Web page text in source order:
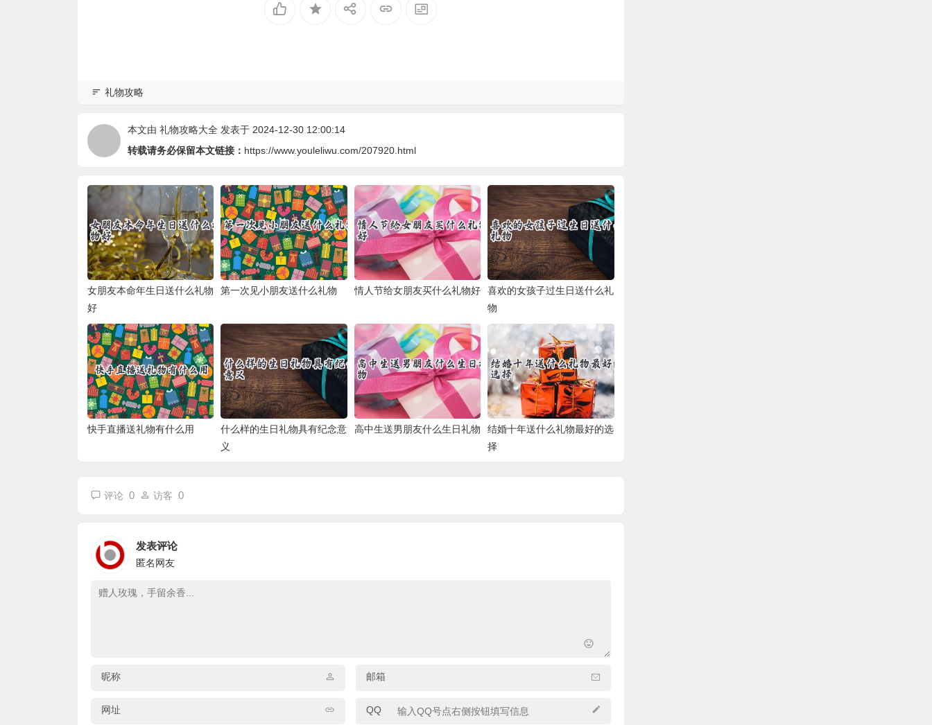
礼物攻略
本文由 礼物攻略大全 发表于 2024-12-30 12:00:14
转载请务必保留本文链接： https://www.youleliwu.com/207920.html
女朋友本命年生日送什么礼物
好
第一次见小朋友送什么礼物 情人节给女朋友买什么礼物好
喜欢的女孩子过生日送什么礼
物
快手直播送礼物有什么用
什么样的生日礼物具有纪念意
义
高中生送男朋友什么生日礼物
结婚十年送什么礼物最好的选
择
评论 0 访客 0
发表评论
匿名网友
昵称 邮箱
网址 QQ